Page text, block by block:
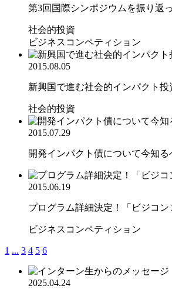
第3回国際シンポジウムを振り返
社会的投資
ビジネスコンペティション
2015.08.05
新興国で進む社会的インパクト投
社会的投資
2015.07.29
開発インパクト債について今知る
2015.06.19
プログラム詳細決定！「ビジコン
ビジネスコンペティション
1 ... 3 4 5 6
2025.04.24